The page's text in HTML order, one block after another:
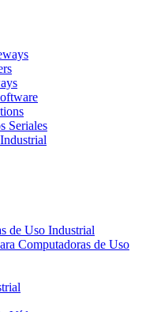
Seriales
de Uso Industrial
Computadoras de Uso